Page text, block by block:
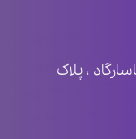
، پلاک